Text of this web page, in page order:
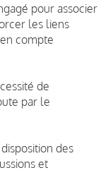
pour associer
les liens
compte
de
par le
des
et